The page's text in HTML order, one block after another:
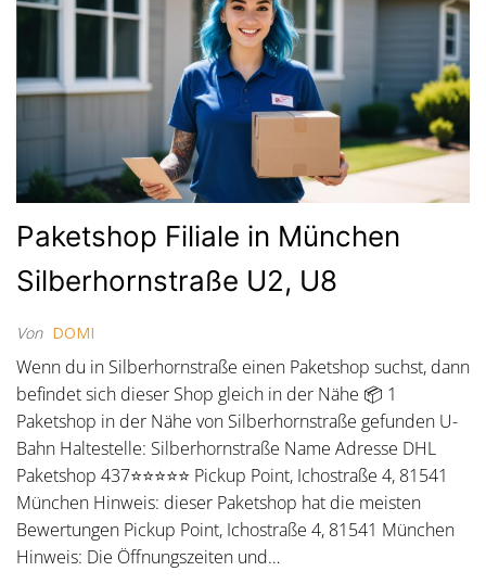
Paketshop Filiale in München
Silberhornstraße U2, U8
Von DOMI
Wenn du in Silberhornstraße einen Paketshop suchst, dann
befindet sich dieser Shop gleich in der Nähe 📦 1
Paketshop in der Nähe von Silberhornstraße gefunden U-
Bahn Haltestelle: Silberhornstraße Name Adresse DHL
Paketshop 437⭐⭐⭐⭐⭐ Pickup Point, Ichostraße 4, 81541
München Hinweis: dieser Paketshop hat die meisten
Bewertungen Pickup Point, Ichostraße 4, 81541 München
Hinweis: Die Öffnungszeiten und…